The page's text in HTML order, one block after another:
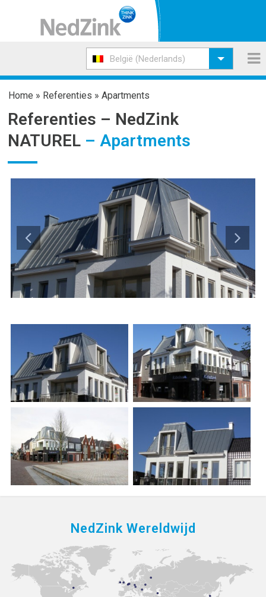
België (Nederlands)
Home » Referenties » Apartments
Referenties – NedZink
NATUREL – Apartments
NedZink Wereldwijd